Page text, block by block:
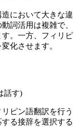
において大きな違
詞活用は複雑で、
。一方、フィリピ
化させます。
話す)
ピン語翻訳を行う
る接辞を選択する